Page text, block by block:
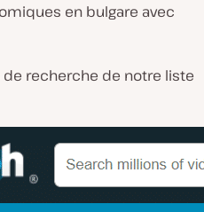
en bulgare avec
recherche de notre liste